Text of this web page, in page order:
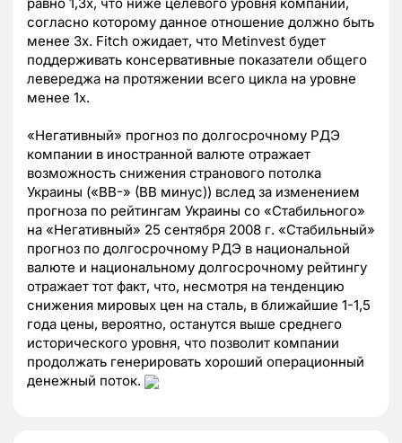
равно 1,3x, что ниже целевого уровня компании,
согласно которому данное отношение должно быть
менее 3x. Fitch ожидает, что Metinvest будет
поддерживать консервативные показатели общего
левереджа на протяжении всего цикла на уровне
менее 1x.
«Негативный» прогноз по долгосрочному РДЭ
компании в иностранной валюте отражает
возможность снижения странового потолка
Украины («BB-» (BB минус)) вслед за изменением
прогноза по рейтингам Украины со «Стабильного»
на «Негативный» 25 сентября 2008 г. «Стабильный»
прогноз по долгосрочному РДЭ в национальной
валюте и национальному долгосрочному рейтингу
отражает тот факт, что, несмотря на тенденцию
снижения мировых цен на сталь, в ближайшие 1-1,5
года цены, вероятно, останутся выше среднего
исторического уровня, что позволит компании
продолжать генерировать хороший операционный
денежный поток.